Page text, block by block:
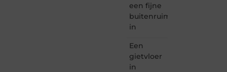
een fijne
buitenruimte
in
Een
gietvloer
in